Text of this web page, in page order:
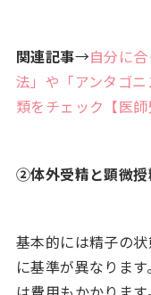
関連記事→自分に
法」や「アンタゴ
類をチェック【医師
②体外受精と顕微授
基本的には精子の
に基準が異なりま